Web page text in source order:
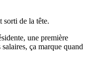
sorti de la tête.
une première
ça marque quand